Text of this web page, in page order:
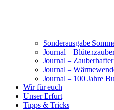
Sonderausgabe
Journal –
Journal –
Journal –
Journal – 100 Jahre
Wir für euch
Unser Erfurt
Tipps & Tricks